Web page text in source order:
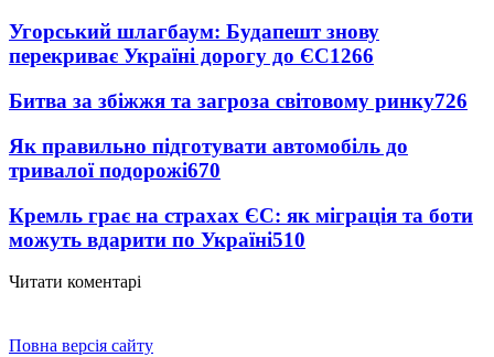
Угорський шлагбаум: Будапешт знову
перекриває Україні дорогу до ЄС1266
Битва за збіжжя та загроза світовому ринку726
Як правильно підготувати автомобіль до
тривалої подорожі670
Кремль грає на страхах ЄС: як міграція та боти
можуть вдарити по Україні510
Читати коментарі
Повна версія сайту